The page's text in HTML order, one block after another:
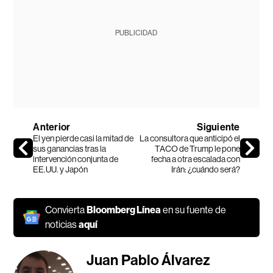
PUBLICIDAD
Anterior
El yen pierde casi la mitad de
sus ganancias tras la
intervención conjunta de
EE.UU. y Japón
Siguiente
La consultora que anticipó el
TACO de Trump le pone
fecha a otra escalada con
Irán: ¿cuándo será?
ConviertaBloomberg Línea en su fuente de
noticiasaquí
Juan Pablo Álvarez